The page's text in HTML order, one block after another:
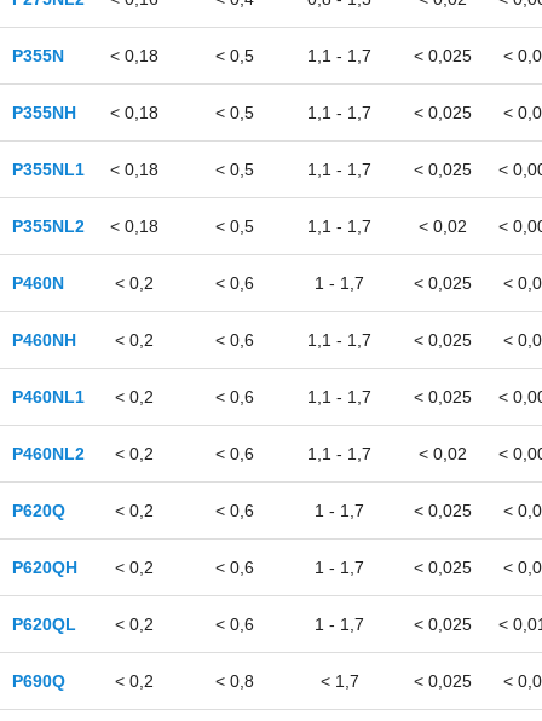
EN 10297-2
EN 10305-1
EN 10305-6
ГОСТ 82
ГОСТ 103
ГОСТ 166
ГОСТ 380
ГОСТ 503
ГОСТ 535
ГОСТ 550
ГОСТ 598
ГОСТ 613
ГОСТ 617
ГОСТ 618
ГОСТ 633
ГОСТ 745
ГОСТ 792
ГОСТ 859
P355N < 0,18 < 0,5 1,1 - 1,7 < 0,025 <
P355NH < 0,18 < 0,5 1,1 - 1,7 < 0,025 <
P355NL1 < 0,18 < 0,5 1,1 - 1,7 < 0,025 <
P355NL2 < 0,18 < 0,5 1,1 - 1,7 < 0,02 <
P460N < 0,2 < 0,6 1 - 1,7 < 0,025 <
P460NH < 0,2 < 0,6 1,1 - 1,7 < 0,025 <
P460NL1 < 0,2 < 0,6 1,1 - 1,7 < 0,025 <
P460NL2 < 0,2 < 0,6 1,1 - 1,7 < 0,02 <
P620Q < 0,2 < 0,6 1 - 1,7 < 0,025 <
P620QH < 0,2 < 0,6 1 - 1,7 < 0,025 <
P620QL < 0,2 < 0,6 1 - 1,7 < 0,025 <
P690Q < 0,2 < 0,8 < 1,7 < 0,025 <